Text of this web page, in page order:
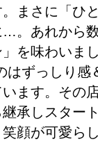
まさに「ひ
…。あれから
を味わいま
はずっしり感
ます。その
承しスター
顔が可愛ら